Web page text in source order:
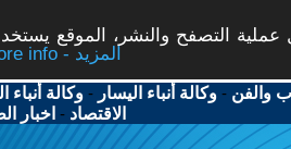
التصفح والنشر، الموقع
More info - المزيد
والفن -وكالة أنباء اليسار -وكالة أنباء
الاقتصاد - اخبار